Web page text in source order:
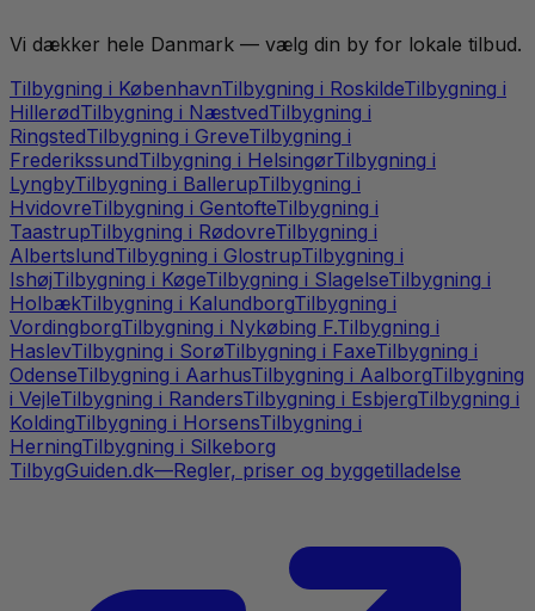
Vi dækker hele Danmark — vælg din by for lokale tilbud.
Tilbygning i KøbenhavnTilbygning i RoskildeTilbygning i
HillerødTilbygning i NæstvedTilbygning i
RingstedTilbygning i GreveTilbygning i
FrederikssundTilbygning i HelsingørTilbygning i
LyngbyTilbygning i BallerupTilbygning i
HvidovreTilbygning i GentofteTilbygning i
TaastrupTilbygning i RødovreTilbygning i
AlbertslundTilbygning i GlostrupTilbygning i
IshøjTilbygning i KøgeTilbygning i SlagelseTilbygning i
HolbækTilbygning i KalundborgTilbygning i
VordingborgTilbygning i Nykøbing F.Tilbygning i
HaslevTilbygning i SorøTilbygning i FaxeTilbygning i
OdenseTilbygning i AarhusTilbygning i AalborgTilbygning
i VejleTilbygning i RandersTilbygning i EsbjergTilbygning i
KoldingTilbygning i HorsensTilbygning i
HerningTilbygning i Silkeborg
TilbygGuiden.dk—Regler, priser og byggetilladelse